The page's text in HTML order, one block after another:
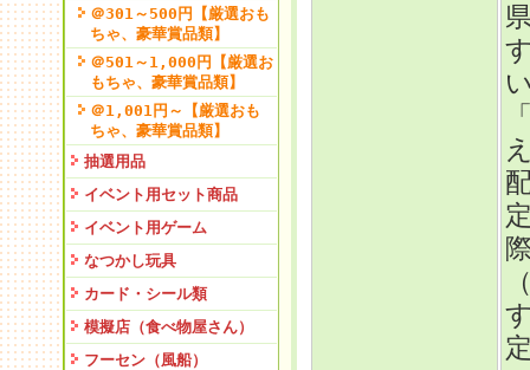
＠301～500円【厳選おも
ちゃ、豪華賞品類】
＠501～1,000円【厳選お
もちゃ、豪華賞品類】
＠1,001円～【厳選おも
ちゃ、豪華賞品類】
抽選用品
イベント用セット商品
イベント用ゲーム
なつかし玩具
カード・シール類
模擬店（食べ物屋さん）
フーセン（風船）